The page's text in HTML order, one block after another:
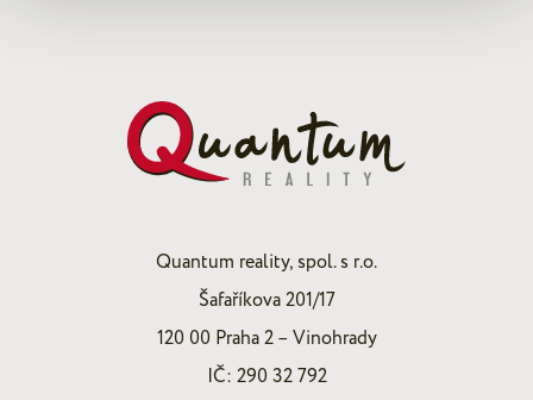
Quantum reality, spol. s r.o.
Šafaříkova 201/17
120 00 Praha 2 – Vinohrady
IČ: 290 32 792